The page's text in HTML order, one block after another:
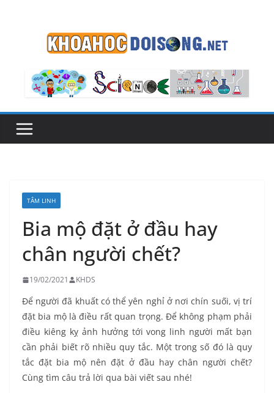
TÂM LINH
Bia mộ đặt ở đầu hay
chân người chết?
19/02/2021 KHDS
Để người đã khuất có thể yên nghỉ ở nơi chín suối, vị trí
đặt bia mộ là điều rất quan trọng. Để không phạm phải
điều kiêng kỵ ảnh hưởng tới vong linh người mất bạn
cần phải biết rõ nhiều quy tắc. Một trong số đó là quy
tắc đặt bia mộ nên đặt ở đầu hay chân người chết?
Cùng tìm câu trả lời qua bài viết sau nhé!